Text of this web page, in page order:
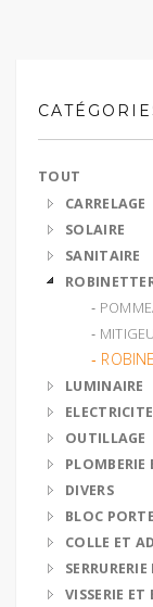
TOUT
CARRELAGE
SOLAIRE
SANITAIRE
‐
‐
‐
LUMINAIRE
ELECTRICITE
OUTILLAGE
PLOMBERIE
DIVERS
BLOC
COLLE ET
VISSERIE